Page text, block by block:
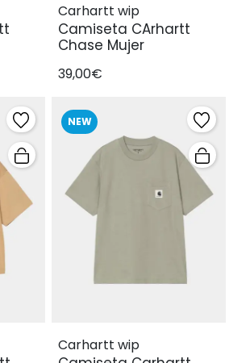
Carhartt wip
Camiseta CArhartt
Chase Mujer
39,00€
NEW
Carhartt wip